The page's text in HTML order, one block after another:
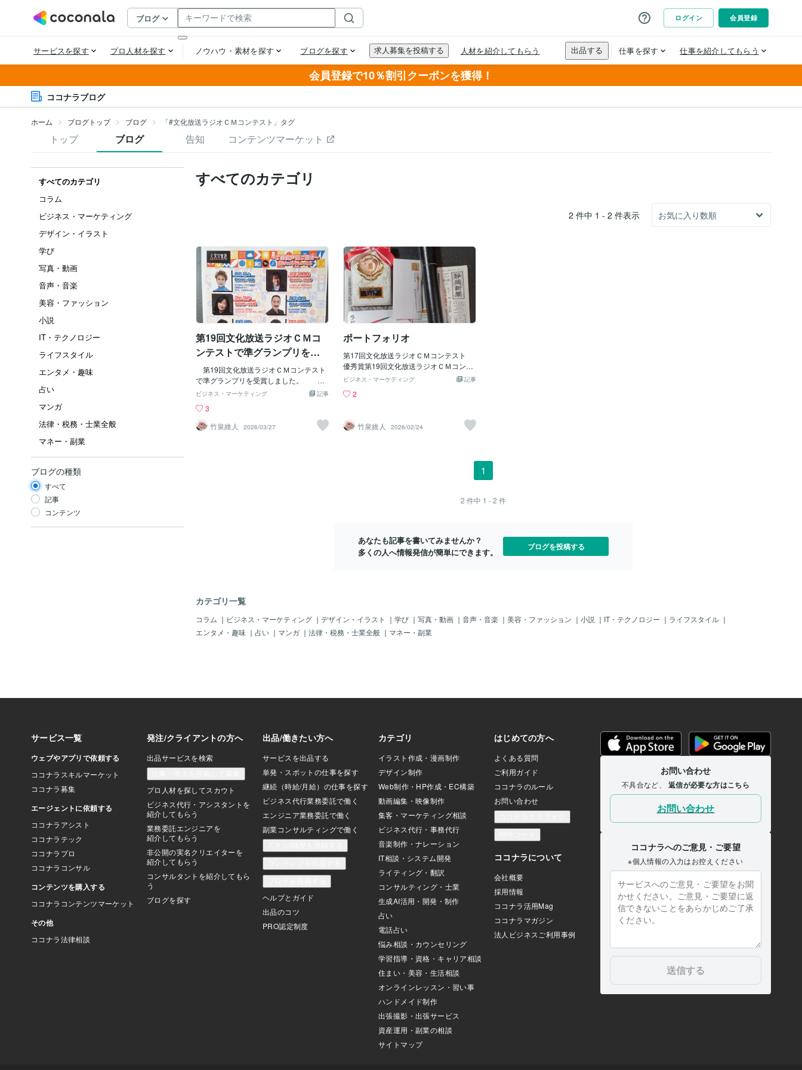
会員登録で10％割引クーポンを獲得！
ココナラブログ
ホーム ブログトップ ブログ 「#文化放送ラジオＣＭコンテスト」タグ
トップ ブログ 告知 コンテンツマーケット
すべてのカテゴリ
コラム
ビジネス・マーケティング
デザイン・イラスト
学び
写真・動画
音声・音楽
美容・ファッション
小説
IT・テクノロジー
ライフスタイル
エンタメ・趣味
占い
マンガ
法律・税務・士業全般
マネー・副業
ブログの種類
すべて
記事
コンテンツ
すべてのカテゴリ
2 件中 1 - 2 件表示
第19回文化放送ラジオＣＭコ
ンテストで準グランプリを受
賞しました。
第19回文化放送ラジオＣＭコンテスト
で準グランプリを受賞しました。 今
年の古川登志夫さんの自己紹介は、去年
ルプリキュア！」の緑川なお／キュアマ
ーチ役の井上麻里奈さんや、「HUGっ
と！プリキュア」のチャラリート役の落
からは「（野球の）トンネルが分からな
い」「地下労働を連想してしまう」「い
い方向が見えない」と酷評されてまし
た。 正直なんでこれが残っていたのか分
かりませんでした。 ＳＥ：カン！ ＳＥ：
女Ａ：古今東西、カワイイものー！ 女
Ｂ・Ｃ：イエーイ！ ＳＥ：パンパン 女
Ａ：イ・カ♡ ＳＥ：パンパン 女Ｂ：ナマ
ハゲ♡ ＳＥ：パン
記事
ビジネス・マーケティング
3
竹泉維人
2026/03/27
ポートフォリオ
第17回文化放送ラジオＣＭコンテスト
優秀賞第19回文化放送ラジオＣＭコンテ
スト 準グランプリ輝け！BSNラジオC
特別賞・協賛社賞（2社）第15回SBSラ
SBSラジオCMコンテスト カレンフジ賞
第18回SBSラジオCMコンテスト 笹田
サー賞（2社） 第32回MBCラジオCMコ
の水の神を呼び出して何用じゃ 男２
水の神よ。家の水回りがビショビショで
大変なのだ。 何とかしてくれぬ
リ BERRY GOODラジオCMコンテスト2
022 優秀賞 BERRY GOODラジオCM
ーライターコンクール2022 入選 SBC
記事
ビジネス・マーケティング
2
竹泉維人 2026/02/24
1
2 件中 1 - 2 件
あなたも記事を書いてみませんか？
多くの人へ情報発信が簡単にできます。
ブログを投稿する
カテゴリ一覧
コラム ｜ ビジネス・マーケティング ｜ デザイン・イラスト ｜ 学び ｜ 写真・動画 ｜ 音声・音楽 ｜ 美容・ファッション ｜ 小説 ｜ IT・テクノロジー ｜ ライフスタイル ｜
エンタメ・趣味 ｜ 占い ｜ マンガ ｜ 法律・税務・士業全般 ｜ マネー・副業